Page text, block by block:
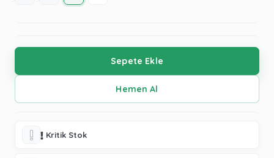
Kritik Stok